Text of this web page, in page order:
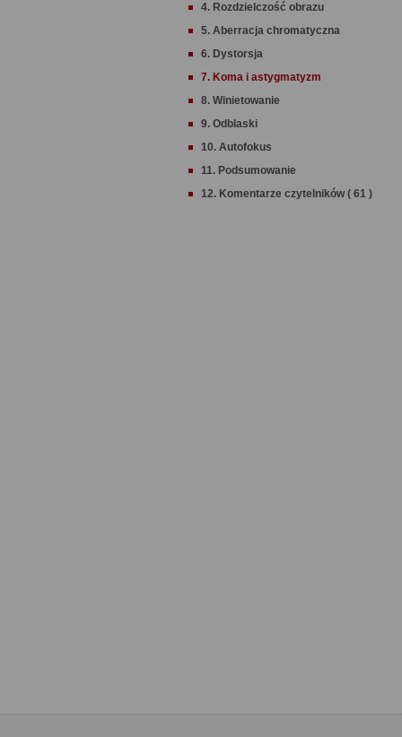
4. Rozdzielczość obrazu
5. Aberracja chromatyczna
6. Dystorsja
7. Koma i astygmatyzm
8. Winietowanie
9. Odblaski
10. Autofokus
11. Podsumowanie
12. Komentarze czytelników ( 61 )